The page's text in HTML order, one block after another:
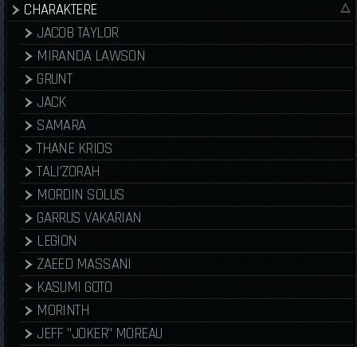
CHARAKTERE
JACOB TAYLOR
MIRANDA LAWSON
GRUNT
JACK
SAMARA
THANE KRIOS
TALI'ZORAH
MORDIN SOLUS
GARRUS VAKARIAN
LEGION
ZAEED MASSANI
KASUMI GOTO
MORINTH
JEFF "JOKER" MOREAU